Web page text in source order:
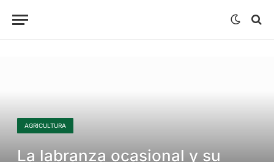
AGRICULTURA
La labranza ocasional y su